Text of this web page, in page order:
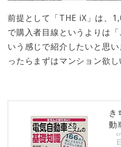
前提として「THE iX」は、
で購入者目線というよりは
いう感じで紹介したいと思
ったらまずはマンション欲し
き
動